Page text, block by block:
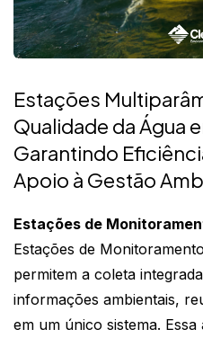
Estações
Qualidade da Água
Garantindo
Apoio à Gestão
Estações de
Estações de
permitem a coleta
informações ambientais,
em um único sistema.